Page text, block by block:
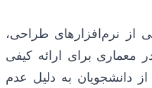
نرم‌افزارهای طراحی،
معماری برای ارائه کیفی
دانشجویان به دلیل عدم